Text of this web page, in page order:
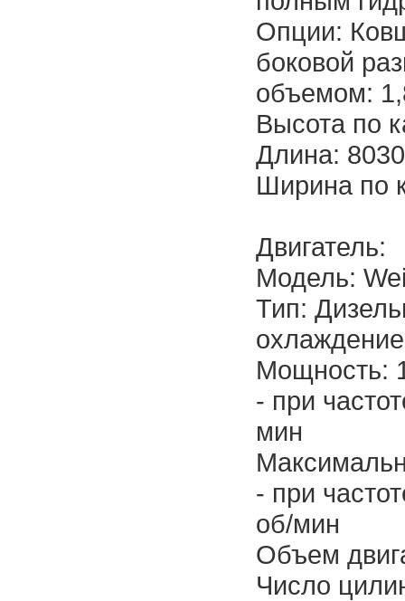
Опции:
боковой
объемом:
Высота по
Длина:
Ширина по
Двигатель:
Модель:
Тип:
Мощность:
- при
мин
- при
об/мин
Объем
Число